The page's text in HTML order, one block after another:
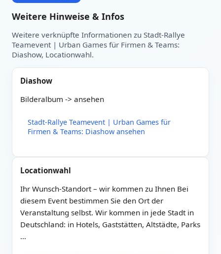
Weitere Hinweise & Infos
Weitere verknüpfte Informationen zu Stadt-Rallye
Teamevent | Urban Games für Firmen & Teams:
Diashow, Locationwahl.
Diashow
Bilderalbum -> ansehen
Stadt-Rallye Teamevent | Urban Games für
Firmen & Teams: Diashow ansehen
Locationwahl
Ihr Wunsch-Standort – wir kommen zu Ihnen Bei
diesem Event bestimmen Sie den Ort der
Veranstaltung selbst. Wir kommen in jede Stadt in
Deutschland: in Hotels, Gaststätten, Altstädte, Parks
…